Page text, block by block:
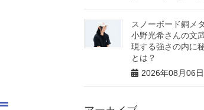
スノーボード銅メ
小野光希さんの文
現する強さの内に
とは？
2026年08月06